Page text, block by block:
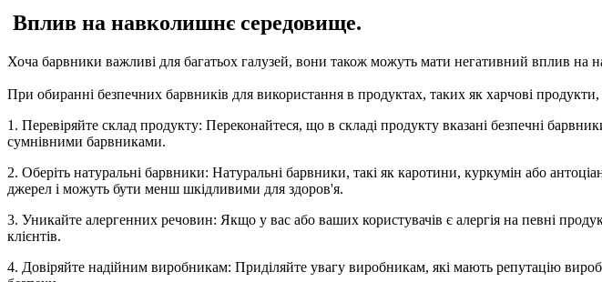
Вплив на навколишнє середовище.
Хоча барвники важливі для багатьох галузей, вони також можуть мати негативний вплив
При обиранні безпечних барвників для використання в продуктах, таких як харчові
1. Перевіряйте склад продукту: Переконайтеся, що в складі продукту вказані безпечні
сумнівними барвниками.
2. Оберіть натуральні барвники: Натуральні барвники, такі як каротини, куркумін або
джерел і можуть бути менш шкідливими для здоров'я.
3. Уникайте алергенних речовин: Якщо у вас або ваших користувачів є алергія на певні
клієнтів.
4. Довіряйте надійним виробникам: Приділяйте увагу виробникам, які мають репутацію